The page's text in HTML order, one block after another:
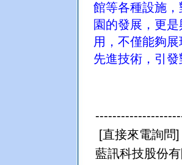
館等各種設施
園的發展，更
用，不僅能夠
先進技術，引
[直接來電詢問]
藍訊科技股份